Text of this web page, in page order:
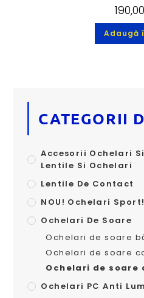
190,00
Adaugă
CATEGORII
Accesorii Ochelari
Lentile Si Ochelari
Lentile De Contact
NOU! Ochelari Sport!
Ochelari De Soare
Ochelari de soare
Ochelari de soare
Ochelari de soare
Ochelari PC Anti